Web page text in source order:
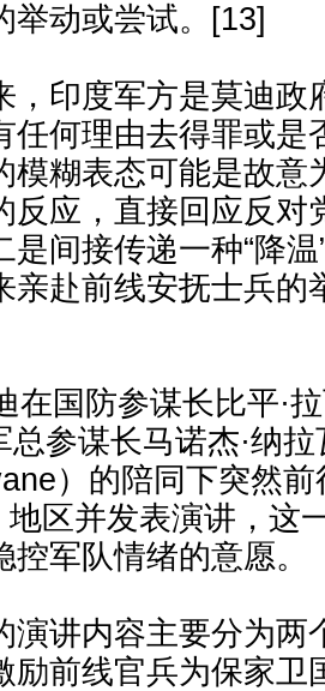
举动或尝试。[13]
印度军方是莫迪政
任何理由去得罪或是
模糊表态可能是故意
反应，直接回应反对
是间接传递一种“降
亲赴前线安抚士兵的
国防参谋长比平·拉
参谋长马诺杰·纳
）的陪同下突然
区并发表演讲，这
军队情绪的意愿。
讲内容主要分为两
励前线官兵为保家卫